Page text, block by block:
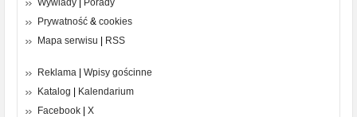
Wywiady | Porady
Prywatność & cookies
Mapa serwisu | RSS
Reklama | Wpisy gościnne
Katalog | Kalendarium
Facebook | X